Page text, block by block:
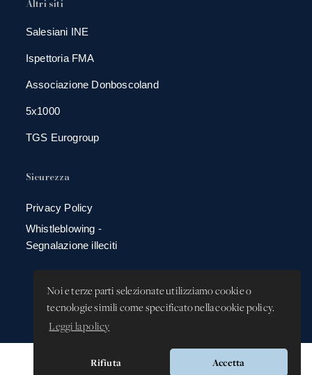
Noi e terze parti selezionate utilizziamo cookie o
tecnologie simili come specificato nella cookie policy.
Leggi la policy
Rifiuta Accetta
Altri siti
Salesiani INE
Ispettoria FMA
Associazione Donboscoland
5x1000
TGS Eurogroup
Sicurezza
Privacy Policy
Whistleblowing -
Segnalazione illeciti